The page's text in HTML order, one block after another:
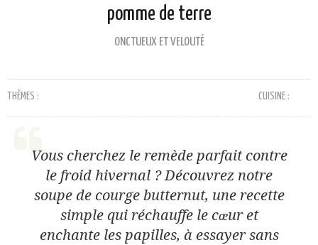
pomme de terre
ONCTUEUX ET VELOUTÉ
THÈMES : CUISINE :
Vous cherchez le remède parfait contre
le froid hivernal ? Découvrez notre
soupe de courge butternut, une recette
simple qui réchauffe le cœur et
enchante les papilles, à essayer sans